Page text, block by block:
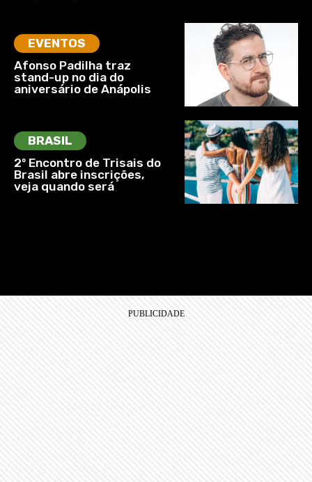
EVENTOS
Afonso Padilha traz
stand-up no dia do
aniversário de Anápolis
BRASIL
2º Encontro de Trisais do
Brasil abre inscrições,
veja quando será